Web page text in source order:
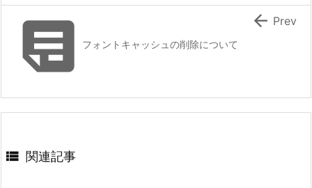
フォントキャッシュの削除について
 Prev
 関連記事